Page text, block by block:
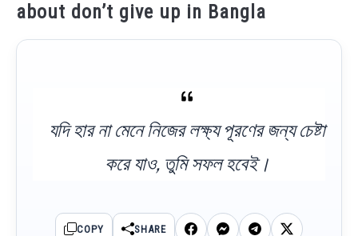
about don’t give up in Bangla
যদি হার না মেনে নিজের লক্ষ্য পূরণের জন্য চেষ্টা
করে যাও, তুমি সফল হবেই।
COPY SHARE